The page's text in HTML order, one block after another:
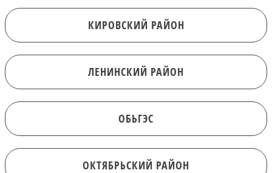
КИРОВСКИЙ РАЙОН
ЛЕНИНСКИЙ РАЙОН
ОКТЯБРЬСКИЙ РАЙОН
ОБЬГЭС